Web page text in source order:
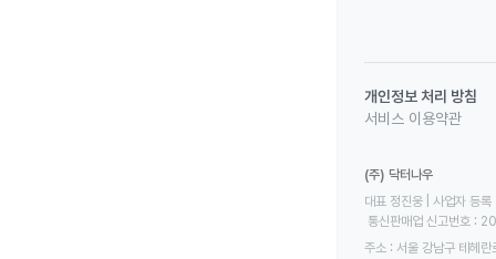
개인정보 처리 방침
서비스 이용약관
(주) 닥터나우
대표 정진웅 | 사업자
통신판매업 신고번호
주소 : 서울 강남구 테헤